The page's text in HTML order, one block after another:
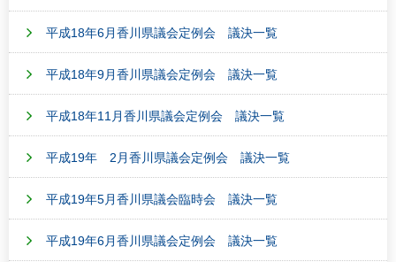
平成18年6月香川県議会定例会 議決一覧
平成18年9月香川県議会定例会 議決一覧
平成18年11月香川県議会定例会 議決一覧
平成19年 2月香川県議会定例会 議決一覧
平成19年5月香川県議会臨時会 議決一覧
平成19年6月香川県議会定例会 議決一覧